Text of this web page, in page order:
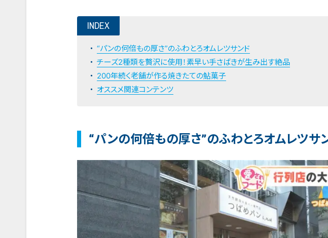
INDEX
“パンの何倍もの厚さ”のふわとろオムレツサンド
チーズ2種類を贅沢に使用！素早い手さばきが生み出す絶品
200年続く老舗が作る焼きたての鮎菓子
オススメ関連コンテンツ
“パンの何倍もの厚さ”のふわとろオムレツサ